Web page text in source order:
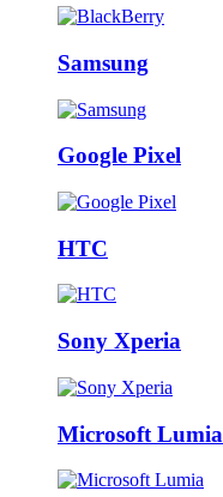
Samsung
Google Pixel
HTC
Sony Xperia
Microsoft Lumia